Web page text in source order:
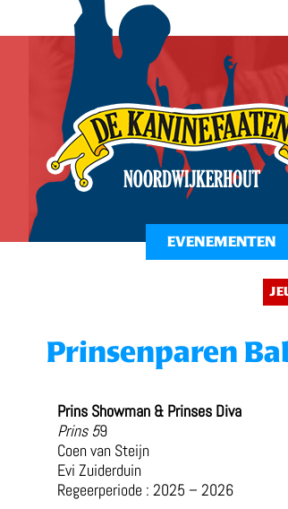
EVENEMENTEN
Prinsenparen
Prins Showman & Prinses Diva
Prins 59
Coen van Steijn
Evi Zuiderduin
Regeerperiode : 2025 – 2026